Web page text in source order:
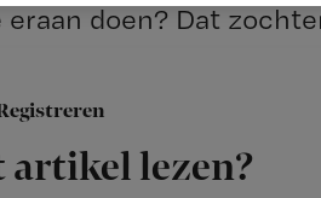
lezen?
doen? Dat